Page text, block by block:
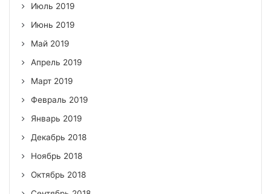
Июль 2019
Июнь 2019
Май 2019
Апрель 2019
Март 2019
Февраль 2019
Январь 2019
Декабрь 2018
Ноябрь 2018
Октябрь 2018